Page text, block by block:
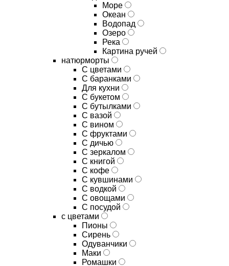
Море
Океан
Водопад
Озеро
Река
Картина ручей
натюрморты
С цветами
С баранками
Для кухни
C букетом
C бутылками
C вазой
C вином
C фруктами
C дичью
C зеркалом
C книгой
C кофе
C кувшинами
C водкой
C овощами
C посудой
с цветами
Пионы
Сирень
Одуванчики
Маки
Ромашки